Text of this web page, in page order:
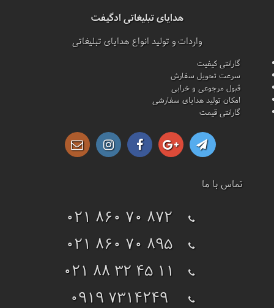
هدایای تبلیغاتی ادگیفت
واردات و تولید انواع هدایای تبلیغاتی
گارانتی کیفیت
سرعت تحویل سفارش
قبول مرجوعی و خرابی
امکان تولید هدایای سفارشی
گارانتی قیمت
تماس با ما
021 860 70 872
021 860 70 895
021 88 32 45 11
0919 7314249